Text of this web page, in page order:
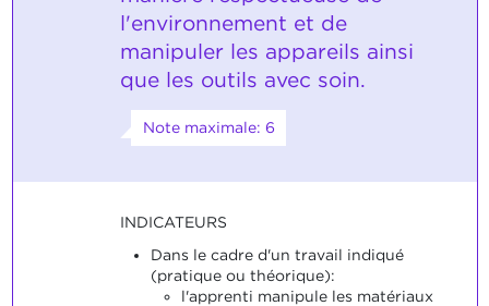
l'environnement et de
manipuler les appareils ainsi
que les outils avec soin.
Note maximale: 6
INDICATEURS
Dans le cadre d'un travail indiqué
(pratique ou théorique):
l'apprenti manipule les matériaux